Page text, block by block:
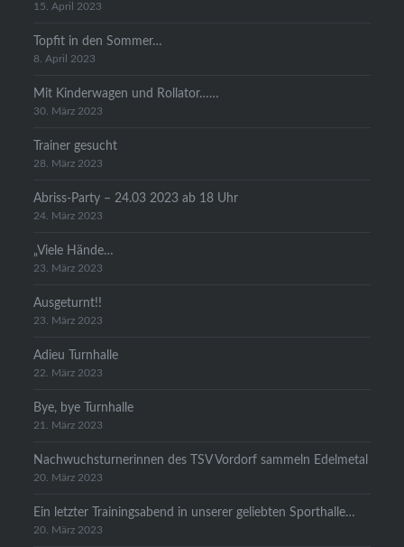
15. April 2023
Topfit in den Sommer…
8. April 2023
Mit Kinderwagen und Rollator……
30. März 2023
Trainer gesucht
28. März 2023
Abriss-Party – 24.03 2023 ab 18 Uhr
24. März 2023
„Viele Hände…
23. März 2023
Ausgeturnt!!
23. März 2023
Adieu Turnhalle
22. März 2023
Bye, bye Turnhalle
21. März 2023
Nachwuchsturnerinnen des TSV Vordorf sammeln Edelmetal
20. März 2023
Ein letzter Trainingsabend in unserer geliebten Sporthalle…
20. März 2023